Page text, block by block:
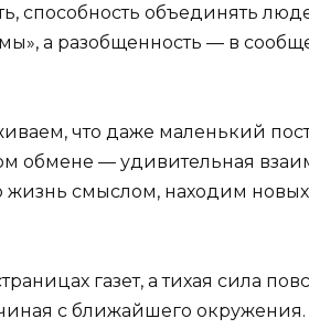
способность объединять
а разобщенность — в
что даже маленький
обмене — удивительная
смыслом, находим
газет, а тихая сила
с ближайшего окружения.